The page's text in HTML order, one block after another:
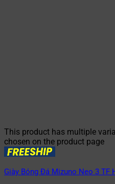
This product has multiple
chosen on the product page
Giày Bóng Đá Mizuno Neo 3 TF